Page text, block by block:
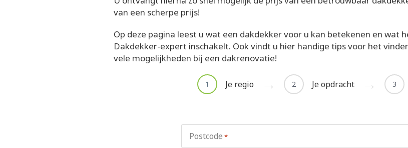
van een scherpe prijs!
Op deze pagina leest u wat een dakdekker voor u kan betekenen en wat
Dakdekker-expert inschakelt. Ook vindt u hier handige tips voor het
vele mogelijkheden bij een dakrenovatie!
1 Je regio 2 Je opdracht 3
Postcode *